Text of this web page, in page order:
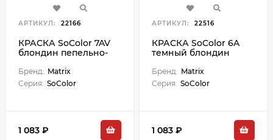
АРТИКУЛ: 22166
КРАСКА SoColor 7AV
блондин пепельно-
мл
Бренд: Matrix
Серия: SoColor
1 083 ₽
АРТИКУЛ: 22516
КРАСКА SoColor 6A
темный блондин
Бренд: Matrix
Серия: SoColor
1 083 ₽